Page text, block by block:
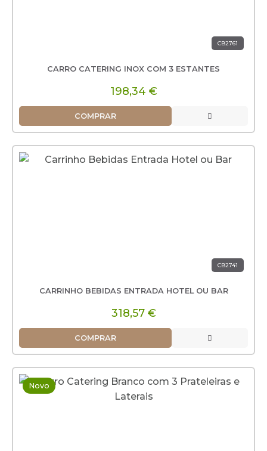
CB2761
CARRO CATERING INOX COM 3 ESTANTES
198,34 €
COMPRAR
CB2741
CARRINHO BEBIDAS ENTRADA HOTEL OU BAR
318,57 €
COMPRAR
Novo